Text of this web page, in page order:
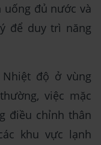
uống đủ nước và
để duy trì năng
độ ở vùng
việc mặc
điều chỉnh thân
khu vực lạnh